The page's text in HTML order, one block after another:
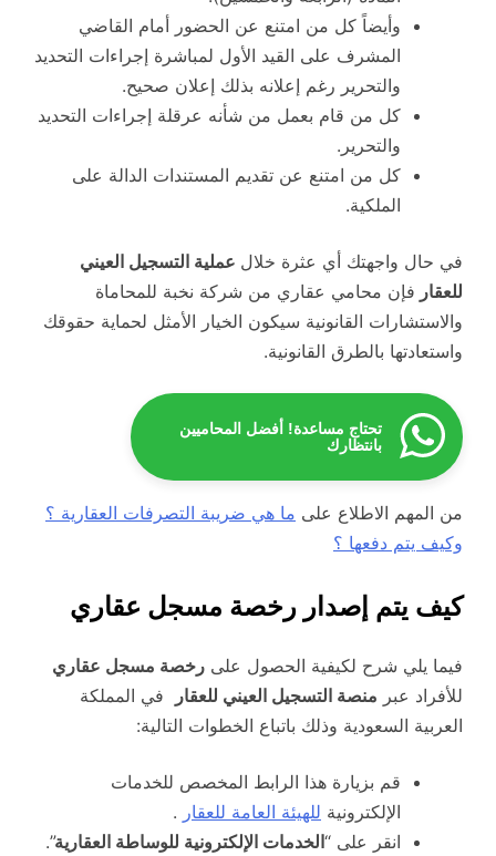
وأيضاً كل من امتنع عن الحضور أمام القاضي
المشرف على القيد الأول لمباشرة إجراءات التحديد
والتحرير رغم إعلانه بذلك إعلان صحيح.
كل من قام بعمل من شأنه عرقلة إجراءات التحديد
والتحرير.
كل من امتنع عن تقديم المستندات الدالة على
الملكية.
في حال واجهتك أي عثرة خلال عملية التسجيل العيني
للعقار فإن محامي عقاري من شركة نخبة للمحاماة
والاستشارات القانونية سيكون الخيار الأمثل لحماية حقوقك
واستعادتها بالطرق القانونية.
تحتاج مساعدة! أفضل المحاميين
بانتظارك
من المهم الاطلاع على ما هي ضريبة التصرفات العقارية ؟
وكيف يتم دفعها ؟
كيف يتم إصدار رخصة مسجل عقاري
فيما يلي شرح لكيفية الحصول على رخصة مسجل عقاري
للأفراد عبر منصة التسجيل العيني للعقار
في المملكة
العربية السعودية وذلك باتباع الخطوات التالية:
قم بزيارة هذا الرابط المخصص للخدمات
الإلكترونية للهيئة العامة للعقار .
انقر على “الخدمات الإلكترونية للوساطة العقارية”.